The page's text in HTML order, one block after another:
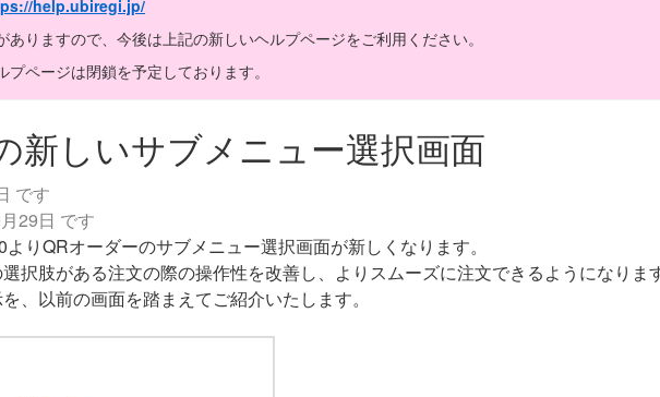
help.ubiregi.jp/
りますので、今後は上記の新しいヘルプページをご利用ください。
ページは閉鎖を予定しております。
新しいサブメニュー選択画面
です
29日 です
りQRオーダーのサブメニュー選択画面が新しくなります。
択肢がある注文の際の操作性を改善し、よりスムーズに注文できるようになりま
、以前の画面を踏まえてご紹介いたします。